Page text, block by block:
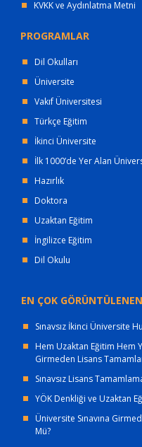
KVKK ve Aydınlatma Metni
PROGRAMLAR
Dil Okulları
Üniversite
Vakıf Üniversitesi
Türkçe Eğitim
İkinci Üniversite
İlk 1000’de Yer Alan
Hazırlık
Doktora
Uzaktan Eğitim
İngilizce Eğitim
Dil Okulu
EN ÇOK
Sınavsız İkinci Üniversite
Hem Uzaktan Eğitim Hem
Girmeden Lisans
Sınavsız Lisans
YÖK Denkliği ve Uzaktan
Üniversite Sınavına
Mü?